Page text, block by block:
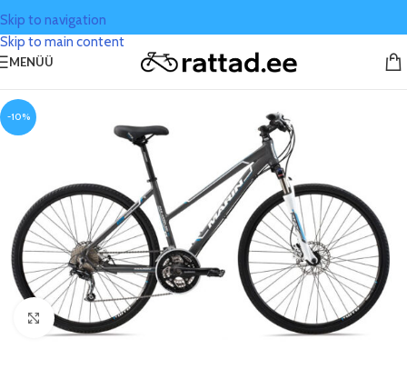
Skip to navigation
Skip to main content
MENÜÜ
-10%
Click to enlarge